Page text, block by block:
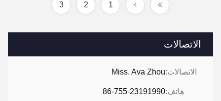
الاتصالات
الاتصالات:Miss. Ava Zhou
هاتف:86-755-23191990
1
2
3